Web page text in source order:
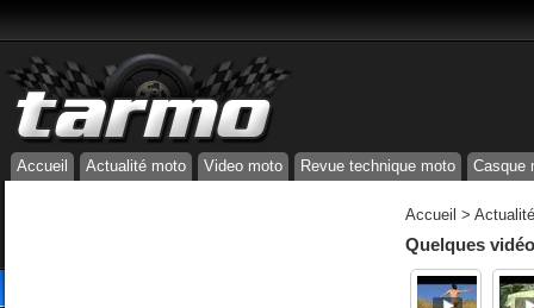
Accueil Actualité moto Video moto Revue technique moto Casque
Accueil >
Quelques